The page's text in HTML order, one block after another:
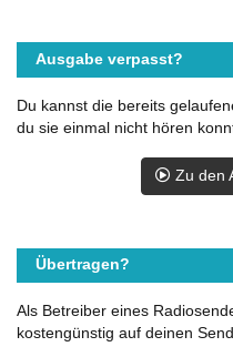
Ausgabe verpasst?
Du kannst die bereits
du sie einmal nicht hören
Zu den
Übertragen?
Als Betreiber eines
kostengünstig auf deinen